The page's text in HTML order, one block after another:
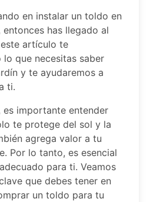
en instalar un toldo en
entonces has llegado al
artículo te
que necesitas saber
y te ayudaremos a
ti.
es importante entender
te protege del sol y la
agrega valor a tu
Por lo tanto, es esencial
para ti. Veamos
que debes tener en
un toldo para tu